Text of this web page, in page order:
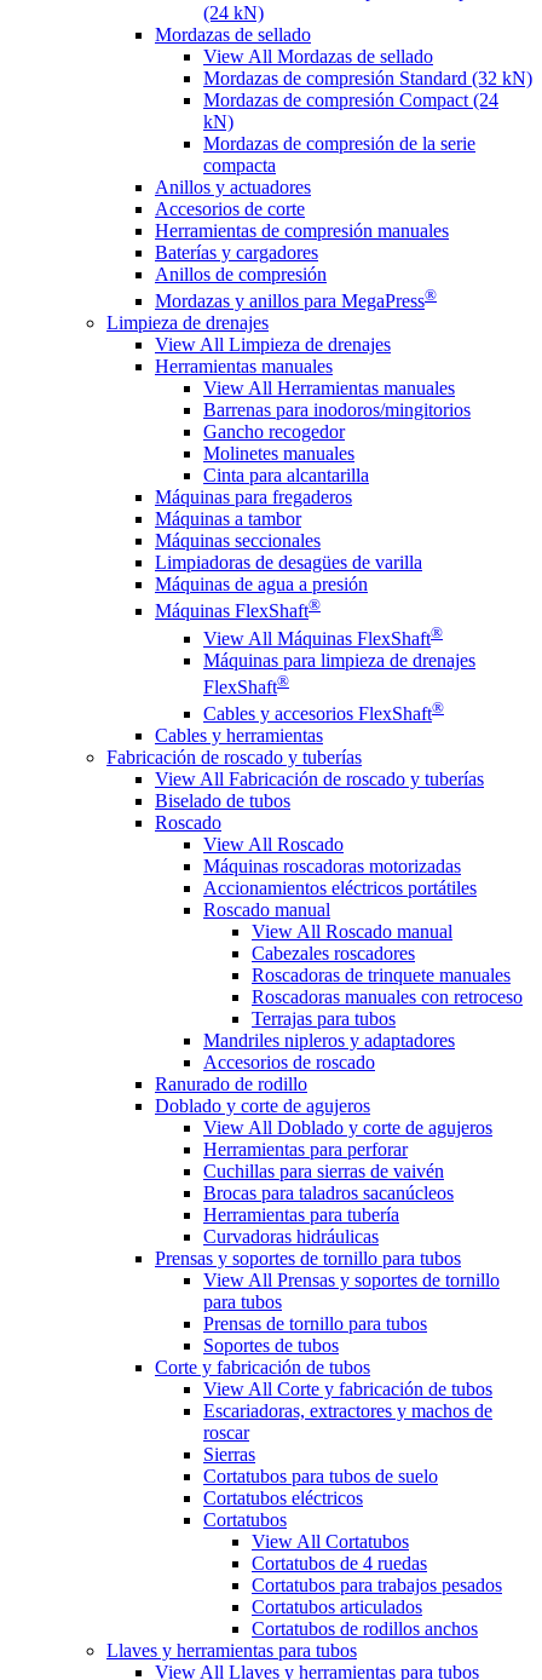
(24 kN)
Mordazas de sellado
View All Mordazas de sellado
Mordazas de compresión Standard (32 kN)
Mordazas de compresión Compact (24
kN)
Mordazas de compresión de la serie
compacta
Anillos y actuadores
Accesorios de corte
Herramientas de compresión manuales
Baterías y cargadores
Anillos de compresión
Mordazas y anillos para MegaPress®
Limpieza de drenajes
View All Limpieza de drenajes
Herramientas manuales
View All Herramientas manuales
Barrenas para inodoros/mingitorios
Gancho recogedor
Molinetes manuales
Cinta para alcantarilla
Máquinas para fregaderos
Máquinas a tambor
Máquinas seccionales
Limpiadoras de desagües de varilla
Máquinas de agua a presión
Máquinas FlexShaft®
View All Máquinas FlexShaft®
Máquinas para limpieza de drenajes
FlexShaft®
Cables y accesorios FlexShaft®
Cables y herramientas
Fabricación de roscado y tuberías
View All Fabricación de roscado y tuberías
Biselado de tubos
Roscado
View All Roscado
Máquinas roscadoras motorizadas
Accionamientos eléctricos portátiles
Roscado manual
View All Roscado manual
Cabezales roscadores
Roscadoras de trinquete manuales
Roscadoras manuales con retroceso
Terrajas para tubos
Mandriles nipleros y adaptadores
Accesorios de roscado
Ranurado de rodillo
Doblado y corte de agujeros
View All Doblado y corte de agujeros
Herramientas para perforar
Cuchillas para sierras de vaivén
Brocas para taladros sacanúcleos
Herramientas para tubería
Curvadoras hidráulicas
Prensas y soportes de tornillo para tubos
View All Prensas y soportes de tornillo
para tubos
Prensas de tornillo para tubos
Soportes de tubos
Corte y fabricación de tubos
View All Corte y fabricación de tubos
Escariadoras, extractores y machos de
roscar
Sierras
Cortatubos para tubos de suelo
Cortatubos eléctricos
Cortatubos
View All Cortatubos
Cortatubos de 4 ruedas
Cortatubos para trabajos pesados
Cortatubos articulados
Cortatubos de rodillos anchos
Llaves y herramientas para tubos
View All Llaves y herramientas para tubos